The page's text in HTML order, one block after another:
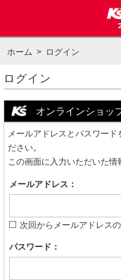
ホーム > ログイン
ログイン
オンラインショッ
メールアドレスとパスワー
ださい。
この画面に入力いただいた情
メールアドレス：
次回からメールアドレス
パスワード：